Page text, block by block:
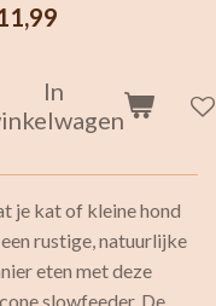
In
je kat of kleine hond
rustige, natuurlijke
eten met deze
slowfeeder. De